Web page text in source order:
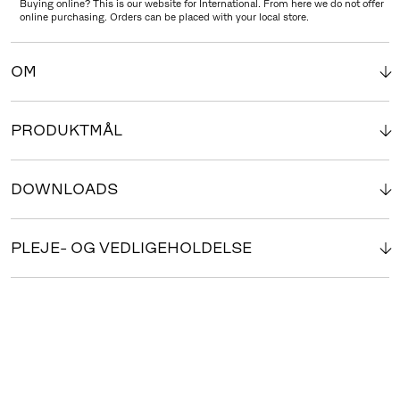
Buying online? This is our website for International. From here we do not offer
online purchasing. Orders can be placed with your local store.
OM
PRODUKTMÅL
DOWNLOADS
PLEJE- OG VEDLIGEHOLDELSE